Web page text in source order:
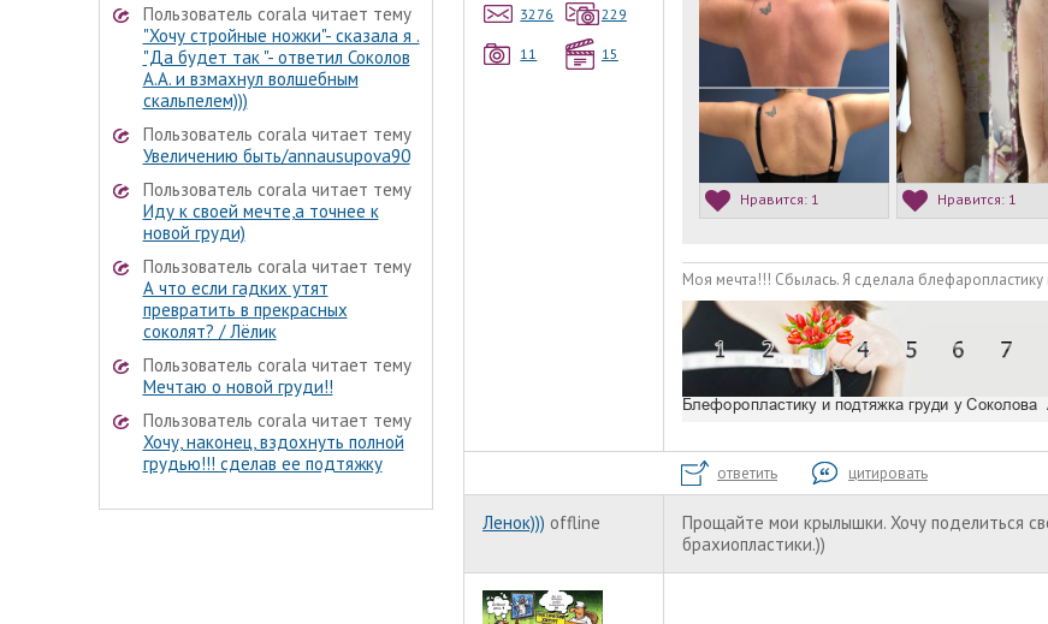
Пользователь corala читает тему
"Хочу стройные ножки"- сказала я .
"Да будет так "- ответил Соколов
А.А. и взмахнул волшебным
скальпелем)))
Пользователь corala читает тему
Увеличению быть/annausupova90
Пользователь corala читает тему
Иду к своей мечте,а точнее к
новой груди)
Пользователь corala читает тему
А что если гадких утят
превратить в прекрасных
соколят? / Лёлик
Пользователь corala читает тему
Мечтаю о новой груди!!
Пользователь corala читает тему
Хочу, наконец, вздохнуть полной
грудью!!! сделав ее подтяжку
3276 229
11 15
Нравится: 1 Нравится: 1
Моя мечта!!! Сбылась. Я сделала
ответить цитировать
Ленок))) offline
Прощайте мои крылышки. Хочу поделиться
брахиопластики.))